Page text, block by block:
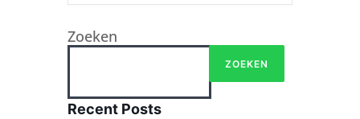
Zoeken
ZOEKEN
Recent Posts